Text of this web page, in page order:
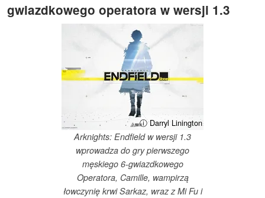
gwiazdkowego operatora w wersji 1.3
ⓘ Darryl Linington
Arknights: Endfield w wersji 1.3
wprowadza do gry pierwszego
męskiego 6-gwiazdkowego
Operatora, Camille, wampirzą
łowczynię krwi Sarkaz, wraz z Mi Fu i